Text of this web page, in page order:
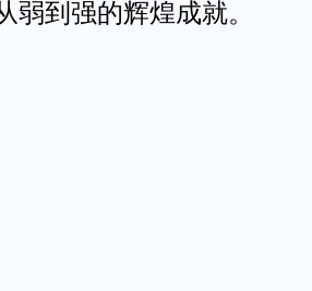
弱到强的辉煌成就。